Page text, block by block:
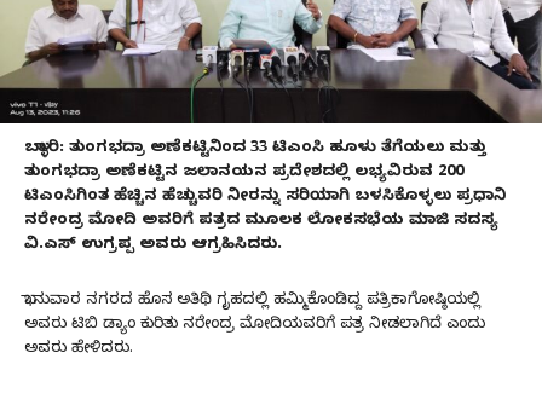
ಬಳ್ಳಾರಿ: ತುಂಗಭದ್ರಾ ಅಣೆಕಟ್ಟಿನಿಂದ 33 ಟಿಎಂಸಿ ಹೂಳು ತೆಗೆಯಲು ಮತ್ತು
ತುಂಗಭದ್ರಾ ಅಣೆಕಟ್ಟಿನ ಜಲಾನಯನ ಪ್ರದೇಶದಲ್ಲಿ ಲಭ್ಯವಿರುವ 200
ಟಿಎಂಸಿಗಿಂತ ಹೆಚ್ಚಿನ ಹೆಚ್ಚುವರಿ ನೀರನ್ನು ಸರಿಯಾಗಿ ಬಳಸಿಕೊಳ್ಳಲು ಪ್ರಧಾನಿ
ನರೇಂದ್ರ ಮೋದಿ ಅವರಿಗೆ ಪತ್ರದ ಮೂಲಕ ಲೋಕಸಭೆಯ ಮಾಜಿ ಸದಸ್ಯ
ವಿ.ಎಸ್ ಉಗ್ರಪ್ಪ ಅವರು ಆಗ್ರಹಿಸಿದರು.
ಭಾನುವಾರ ನಗರದ ಹೊಸ ಅತಿಥಿ ಗೃಹದಲ್ಲಿ ಹಮ್ಮಿಕೊಂಡಿದ್ದ ಪತ್ರಿಕಾಗೋಷ್ಠಿಯಲ್ಲಿ
ಅವರು ಟಿಬಿ ಡ್ಯಾಂ ಕುರಿತು ನರೇಂದ್ರ ಮೋದಿಯವರಿಗೆ ಪತ್ರ ನೀಡಲಾಗಿದೆ ಎಂದು
ಅವರು ಹೇಳಿದರು.